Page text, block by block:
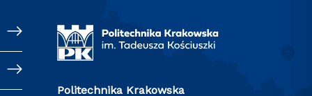
Politechnika Krakowska